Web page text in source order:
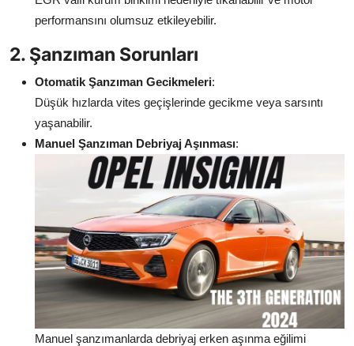
performansını olumsuz etkileyebilir.
2. Şanzıman Sorunları
Otomatik Şanzıman Gecikmeleri:
Düşük hızlarda vites geçişlerinde gecikme veya sarsıntı
yaşanabilir.
Manuel Şanzıman Debriyaj Aşınması:
Manuel şanzımanlarda debriyaj erken aşınma eğilimi